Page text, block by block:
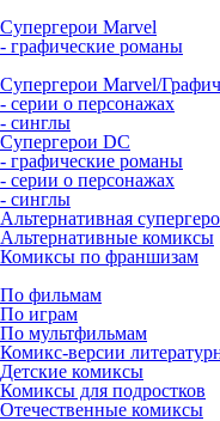
Супергерои Marvel
- графические романы
Супергерои Marvel/
- серии о персонажах
- синглы
Супергерои DC
- графические романы
- серии о персонажах
- синглы
Альтернативная
Альтернативные комиксы
Комиксы по франшизам
По фильмам
По играм
По мультфильмам
Комикс-версии
Детские комиксы
Комиксы для подростков
Отечественные комиксы